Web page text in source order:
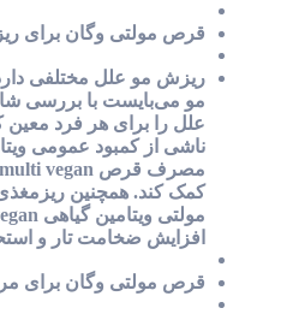
قرص مولتی وگان برای
ریزش مو علل مختلفی
مو می‌بایست با بررسی
علل را برای هر فرد
ناشی از کمبود عمومی
کمک کند. همچنین
افزایش ضخامت تار و
قرص مولتی وگان برای